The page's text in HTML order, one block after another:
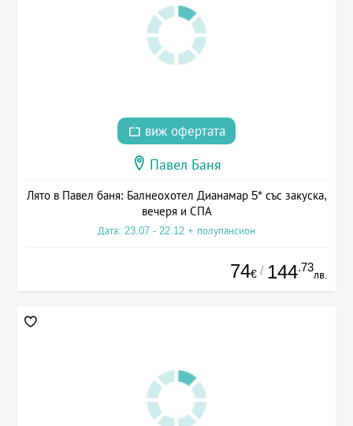
виж офертата
Павел Баня
Лято в Павел баня: Балнеохотел Дианамар 5* със закуска,
вечеря и СПА
Дата: 23.07 - 22.12 + полупансион
74€ / 144.73
лв.